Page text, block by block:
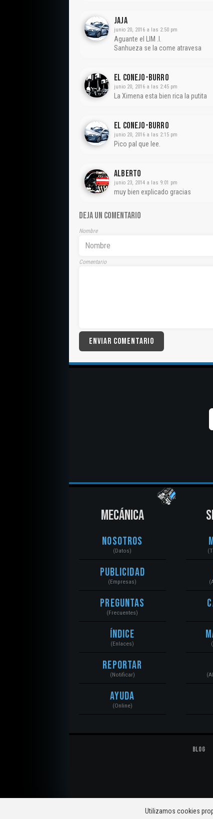
JAJA
junio 20, 2016 a las 2:50 pm
Aguante el LIM .l.
Sanhueza se la come atravesa
El Conejo-Burro
junio 20, 2016 a las 2:45 pm
La Ximena esta bien rica la putita
El Conejo-Burro
junio 20, 2016 a las 2:15 pm
Pico pal que lee.
Alberto
junio 23, 2014 a las 9:01 pm
muy bien explicado gracias
DEJA UN COMENTARIO
Nombre
Comentario
MECÁNICA
Nosotros
(Datos)
Publicidad
(Empresas)
Preguntas
(Frecuentes)
Índice
(Enlaces)
Reportar
(Notificar)
Ayuda
(Online)
Blog
Utilizamos cookies